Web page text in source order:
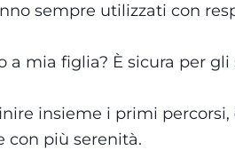
sempre utilizzati con
mia figlia? È sicura per
insieme i primi percorsi,
con più serenità.